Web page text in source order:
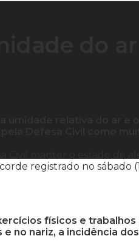
registrado no sábado
físicos e trabalhos
no nariz, a incidência